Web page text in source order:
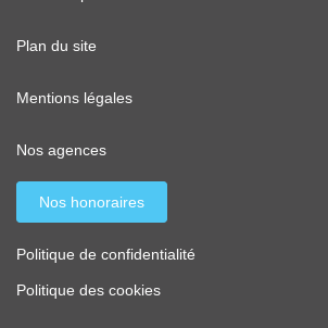
Plan du site
Mentions légales
Nos agences
Nos honoraires
Politique de confidentialité
Politique des cookies